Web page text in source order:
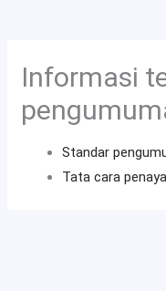
Informasi
Standar
Tata cara